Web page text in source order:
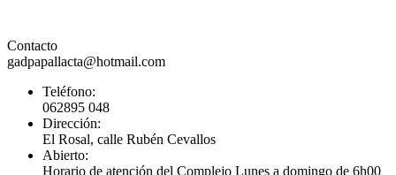
Contacto
gadpapallacta@hotmail.com
Teléfono:
062895 048
Dirección:
El Rosal, calle Rubén Cevallos
Abierto:
Horario de atención del Complejo Lunes a domingo de 6h00